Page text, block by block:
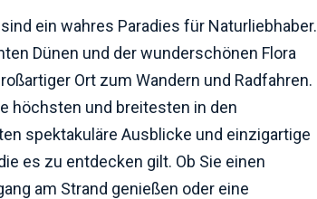
ein wahres Paradies für Naturliebhaber.
Dünen und der wunderschönen Flora
Ort zum Wandern und Radfahren.
höchsten und breitesten in den
spektakuläre Ausblicke und einzigartige
es zu entdecken gilt. Ob Sie einen
am Strand genießen oder eine